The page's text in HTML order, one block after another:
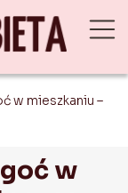
w mieszkaniu –
w